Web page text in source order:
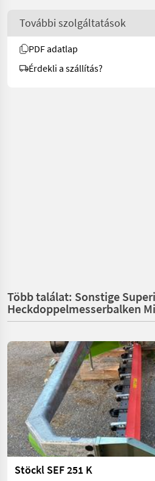
További szolgáltatások
PDF adatlap
Érdekli a szállítás?
Több találat: Sonstige
Heckdoppelmesserbalken
Stöckl SEF 251 K